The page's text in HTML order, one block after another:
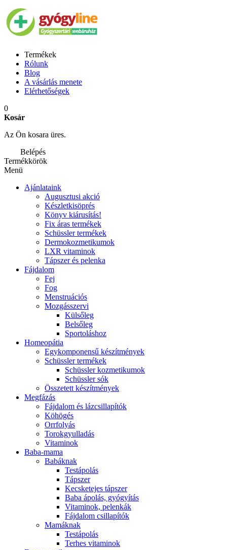
Termékek
Rólunk
Blog
A vásárlás menete
Elérhetőségek
0
Kosár
Az Ön kosara üres.
Belépés
Termékkörök
Menü
Ajánlataink
Augusztusi akció
Készletkisöprés
Könyv kiárusítás!
Fix áras termékek
Schüssler termékek
Dermokozmetikumok
LXR vitaminok
Tápszer és pelenka
Fájdalom
Fej
Fog
Menstruációs
Mozgásszervi
Külsőleg
Belsőleg
Sportoláshoz
Homeopátia
Egykomponensű készítmények
Schüssler termékek
Schüssler kozmetikumok
Schüssler sók
Összetett készítmények
Megfázás
Fájdalom és lázcsillapítók
Köhögés
Orrfolyás
Torokgyulladás
Vitaminok
Baba-mama
Babáknak
Testápolás
Tápszer
Kecsketejes tápszer
Baba ápolás, gyógyítás
Vitaminok, pelenkák
Fájdalom csillapítók
Mamáknak
Testápolás
Terhes vitaminok